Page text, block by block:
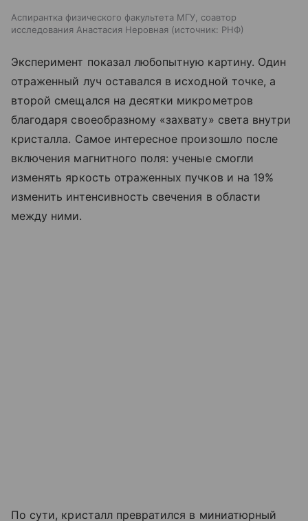
Аспирантка физического факультета МГУ, соавтор
исследования Анастасия Неровная
источник: РНФ
Эксперимент показал любопытную картину. Один
отраженный луч оставался в исходной точке, а
второй смещался на десятки микрометров
благодаря своеобразному «захвату» света внутри
кристалла. Самое интересное произошло после
включения магнитного поля: ученые смогли
изменять яркость отраженных пучков и на 19%
изменить интенсивность свечения в области
между ними.
По сути, кристалл превратился в миниатюрный